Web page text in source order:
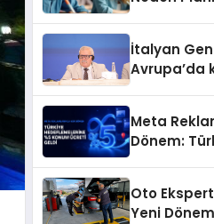
İtalyan
Avrupa’da
Meta
Dönem:
Oto
Yeni